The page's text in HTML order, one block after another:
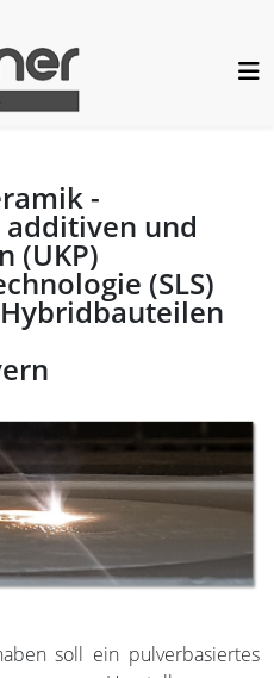
-
und
(UKP)
(SLS)
soll ein pulverbasiertes